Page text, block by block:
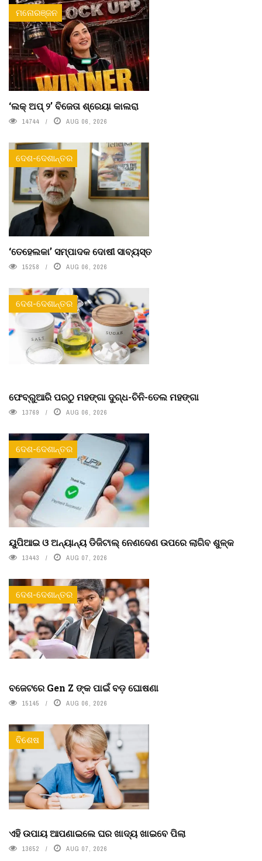
ମନୋରଞ୍ଜନ
‘ଲକ୍ ଅପ୍ ୨’ ବିଜେତା ଶ୍ରେୟା କାଲରା
14744 AUG 06, 2026
ଦେଶ-ଦେଶାନ୍ତର
‘ତେହେଲକା’ ସମ୍ପାଦକ ଦୋଷୀ ସାବ୍ୟସ୍ତ
15258 AUG 06, 2026
ଦେଶ-ଦେଶାନ୍ତର
ଫେବ୍ରୁଆରି ପରଠୁ ମହଙ୍ଗା ଦୁଗ୍ଧ-ଚିନି-ତେଲ ମହଙ୍ଗା
13769 AUG 06, 2026
ଦେଶ-ଦେଶାନ୍ତର
ୟୁପିଆଇ ଓ ଅନ୍ୟାନ୍ୟ ଡିଜିଟାଲ୍ ନେଣଦେଣ ଉପରେ ଲାଗିବ ଶୁଳ୍କ
13443 AUG 07, 2026
ଦେଶ-ଦେଶାନ୍ତର
ବଜେଟରେ Gen Z ଙ୍କ ପାଇଁ ବଡ଼ ଘୋଷଣା
15145 AUG 06, 2026
ବିଶେଷ
ଏହି ଉପାୟ ଆପଣାଇଲେ ଘର ଖାଦ୍ୟ ଖାଇବେ ପିଲା
13652 AUG 07, 2026